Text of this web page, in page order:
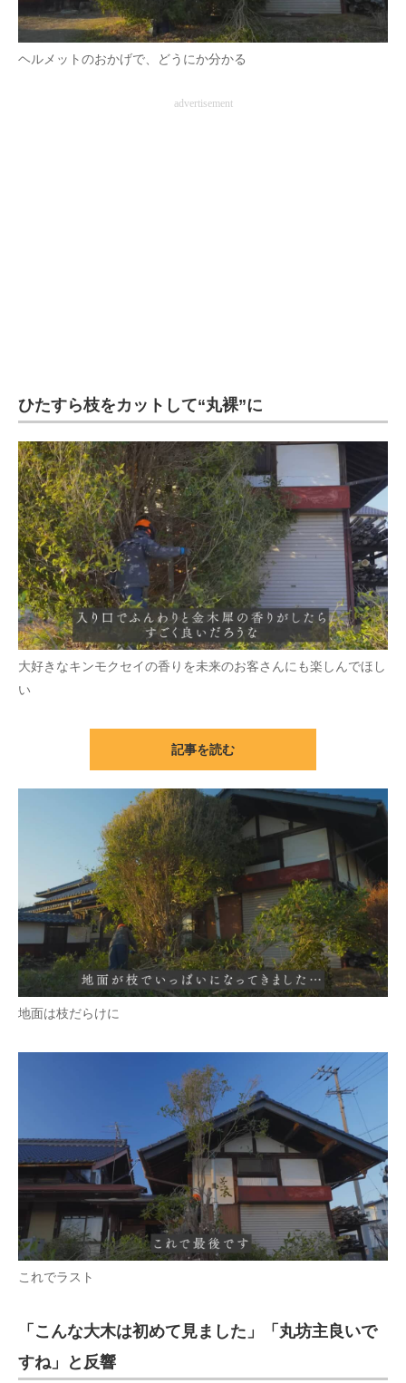
ヘルメットのおかげで、どうにか分かる
advertisement
ひたすら枝をカットして“丸裸”に
大好きなキンモクセイの香りを未来のお客さんにも楽しんでほし
い
記事を読む
地面は枝だらけに
これでラスト
「こんな大木は初めて見ました」「丸坊主良いで
すね」と反響